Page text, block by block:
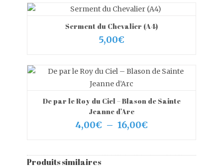
5,00€
à
20,00€
VIEW MORE
Serment du Chevalier (A4)
5,00€
CHOIX DES OPTIONS
De par le Roy du Ciel – Blason de Sainte
Jeanne d’Arc
4,00€ – 16,00€
4,00€
Produits similaires